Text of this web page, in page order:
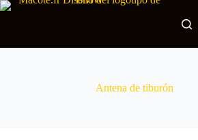
Antena de tiburón